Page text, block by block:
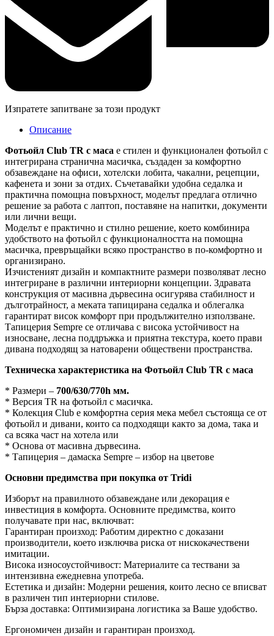
Изпратете запитване за този продукт
Описание
Фотьойл Club TR с маса е стилен и функционален фотьойл с
интегрирана странична масичка, създаден за комфортно
обзавеждане на офиси, хотелски лобита, чакални, рецепции,
кафенета и зони за отдих. Съчетавайки удобна седалка и
практична помощна повърхност, моделът предлага отлично
решение за работа с лаптоп, поставяне на напитки, документи
или лични вещи.
Моделът е практично и стилно решение, което комбинира
удобството на фотьойл с функционалността на помощна
масичка, превръщайки всяко пространство в по-комфортно и
организирано.
Изчистеният дизайн и компактните размери позволяват лесно
интегриране в различни интериорни концепции. Здравата
конструкция от масивна дървесина осигурява стабилност и
дълготрайност, а меката тапицирана седалка и облегалка
гарантират висок комфорт при продължително използване.
Тапицерия Sempre се отличава с висока устойчивост на
износване, лесна поддръжка и приятна текстура, което прави
дивана подходящ за натоварени обществени пространства.
Техническa характеристикa на Фотьойл Club TR с маса
* Размери – 700/630/770h мм.
* Версия TR на фотьойл с масичка.
* Колекция Club е комфортна серия мека мебел състояща се от
фотьойл и дивани, които са подходящи както за дома, така и
са всяка част на хотела или
* Основа от масивна дървесина.
* Тапицерия – дамаска Sempre – избор на цветове
Основни предимства при покупка от Tridi
Изборът на правилното обзавеждане или декорация е
инвестиция в комфорта. Основните предимства, които
получавате при нас, включват:
Гарантиран произход: Работим директно с доказани
производители, което изключва риска от нискокачествени
имитации.
Висока износоустойчивост: Материалите са тествани за
интензивна ежедневна употреба.
Естетика и дизайн: Модерни решения, които лесно се вписват
в различен тип интериорни стилове.
Бърза доставка: Оптимизирана логистика за Ваше удобство.
Ергономичен дизайн и гарантиран произход.